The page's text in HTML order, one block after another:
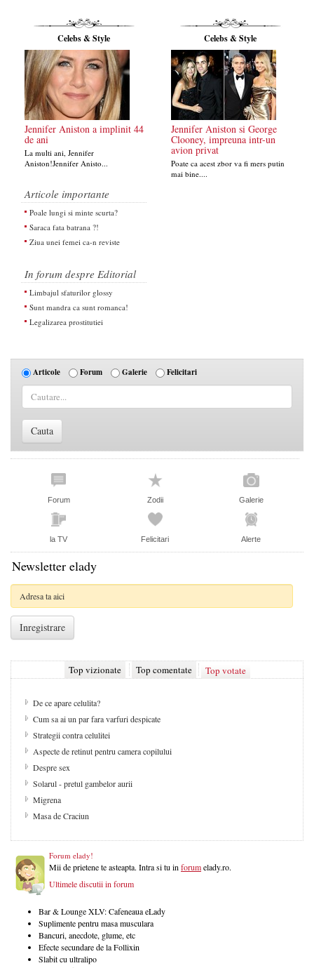
Celebs & Style
Jennifer Aniston a implinit 44
de ani
La multi ani, Jennifer
Aniston!Jennifer Anisto...
Celebs & Style
Jennifer Aniston si George
Clooney, impreuna intr-un
avion privat
Poate ca acest zbor va fi mers putin
mai bine....
Articole importante
Poale lungi si minte scurta?
Saraca fata batrana ?!
Ziua unei femei ca-n reviste
In forum despre Editorial
Limbajul sfaturilor glossy
Sunt mandra ca sunt romanca!
Legalizarea prostitutiei
Articole Forum Galerie Felicitari
Forum Zodii Galerie
la TV Felicitari Alerte
Newsletter elady
Top vizionate Top comentate Top votate
De ce apare celulita?
Cum sa ai un par fara varfuri despicate
Strategii contra celulitei
Aspecte de retinut pentru camera copilului
Despre sex
Solarul - pretul gambelor aurii
Migrena
Masa de Craciun
Forum elady!
Mii de prietene te asteapta. Intra si tu inforumelady.ro.
Ultimele discutii in forum
Bar & Lounge XLV: Cafeneaua eLady
Suplimente pentru masa musculara
Bancuri, anecdote, glume, etc
Efecte secundare de la Follixin
Slabit cu ultralipo